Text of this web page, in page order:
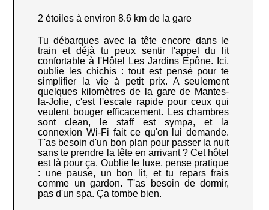
2 étoiles à environ 8.6 km de la gare
Tu débarques avec la tête encore dans le
train et déjà tu peux sentir l'appel du lit
confortable à l'Hôtel Les Jardins Epône. Ici,
oublie les chichis : tout est pensé pour te
simplifier la vie à petit prix. A seulement
quelques kilomètres de la gare de Mantes-
la-Jolie, c'est l'escale rapide pour ceux qui
veulent bouger efficacement. Les chambres
sont clean, le staff est sympa, et la
connexion Wi-Fi fait ce qu'on lui demande.
T'as besoin d'un bon plan pour passer la nuit
sans te prendre la tête en arrivant ? Cet hôtel
est là pour ça. Oublie le luxe, pense pratique
: une pause, un bon lit, et tu repars frais
comme un gardon. T'as besoin de dormir,
pas d'un spa. Ça tombe bien.